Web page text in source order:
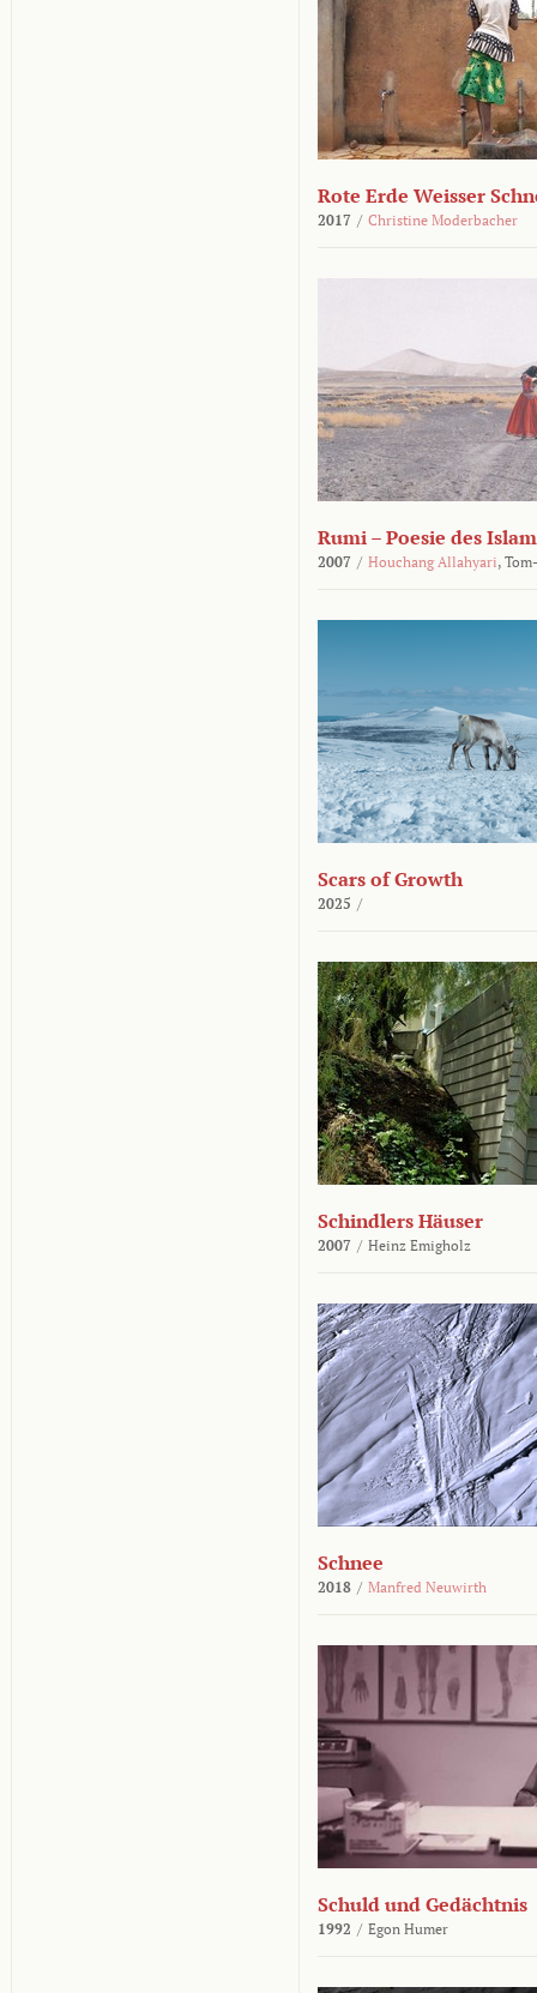
Rote Erde Weisser
2017 / Christine Moderbacher
Rumi – Poesie des Islam
2007 / Houchang Allahyari,
Scars of Growth
2025 /
Schindlers Häuser
2007 / Heinz Emigholz
Schnee
2018 / Manfred Neuwirth
Schuld und Gedächtnis
1992 / Egon Humer